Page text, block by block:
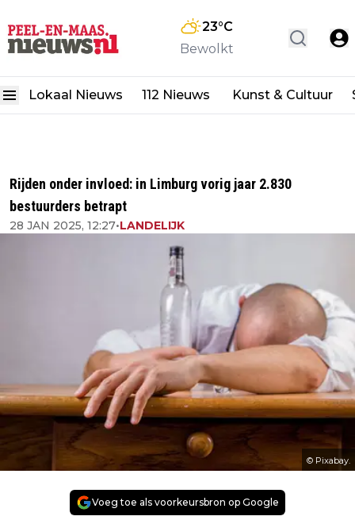
23°C
Bewolkt
Lokaal Nieuws 112 Nieuws Kunst & Cultuur
Rijden onder invloed: in Limburg vorig jaar 2.830
bestuurders betrapt
28 JAN 2025, 12:27•LANDELIJK
© Pixabay.
Voeg toe als voorkeursbron op Google